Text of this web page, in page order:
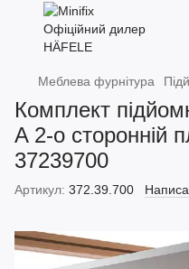
Меблева фурнітура
Комплект
A 2-о сторонній
37239700
Артикул: 372.39.700